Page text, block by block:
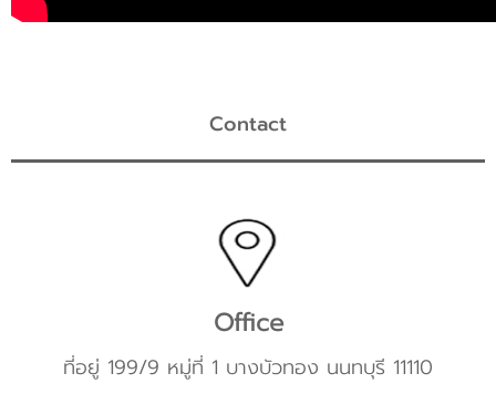
Contact
Office
ที่อยู่ 199/9 หมู่ที่ 1 บางบัวทอง นนทบุรี 11110